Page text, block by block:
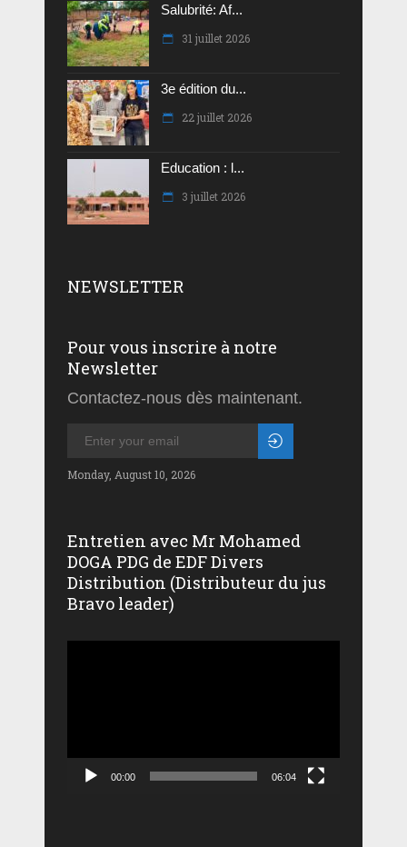
Salubrité: Af...
31 juillet 2026
3e édition du...
22 juillet 2026
Education : l...
3 juillet 2026
NEWSLETTER
Pour vous inscrire à notre
Newsletter
Contactez-nous dès maintenant.
Monday, August 10, 2026
Entretien avec Mr Mohamed
DOGA PDG de EDF Divers
Distribution (Distributeur du jus
Bravo leader)
00:00 06:04